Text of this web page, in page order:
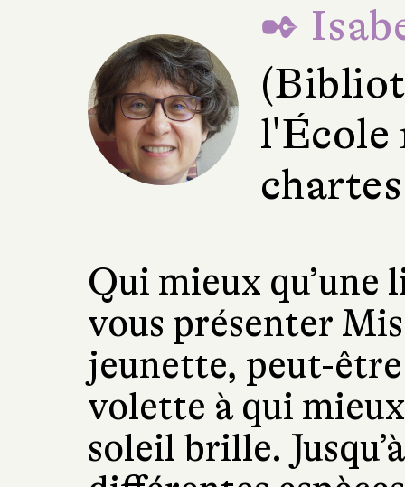
✒
l'École
Qui mieux
vous présenter
jeunette, peut-
volette à qui
soleil brille.